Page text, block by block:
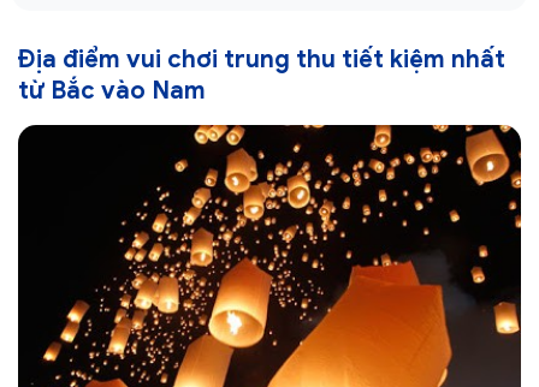
Địa điểm vui chơi trung thu tiết kiệm nhất
từ Bắc vào Nam